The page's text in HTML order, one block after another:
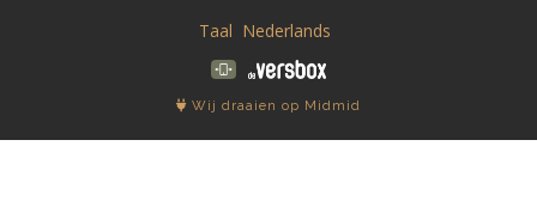
Taal
Wij draaien op Midmid